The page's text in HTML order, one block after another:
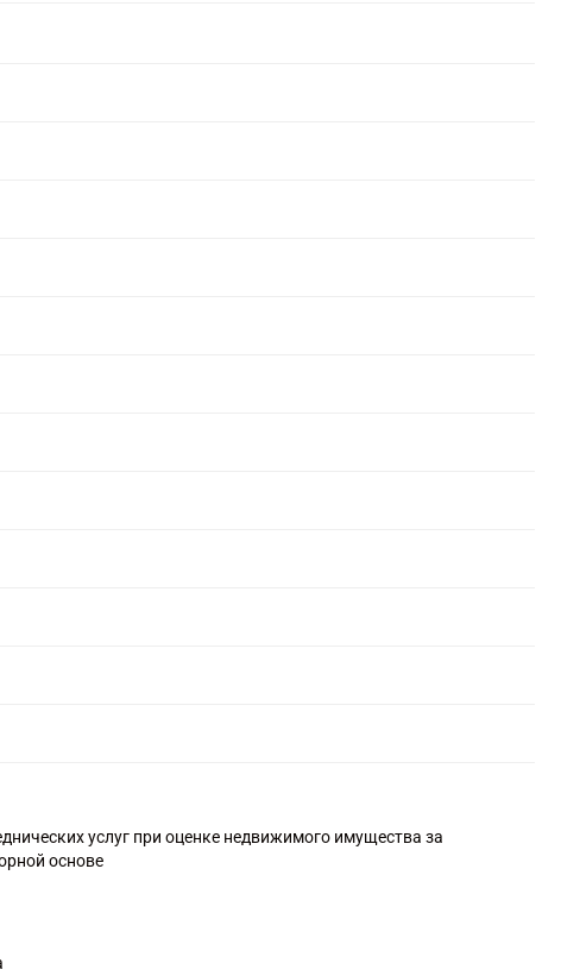
услуг при оценке недвижимого имущества за
основе